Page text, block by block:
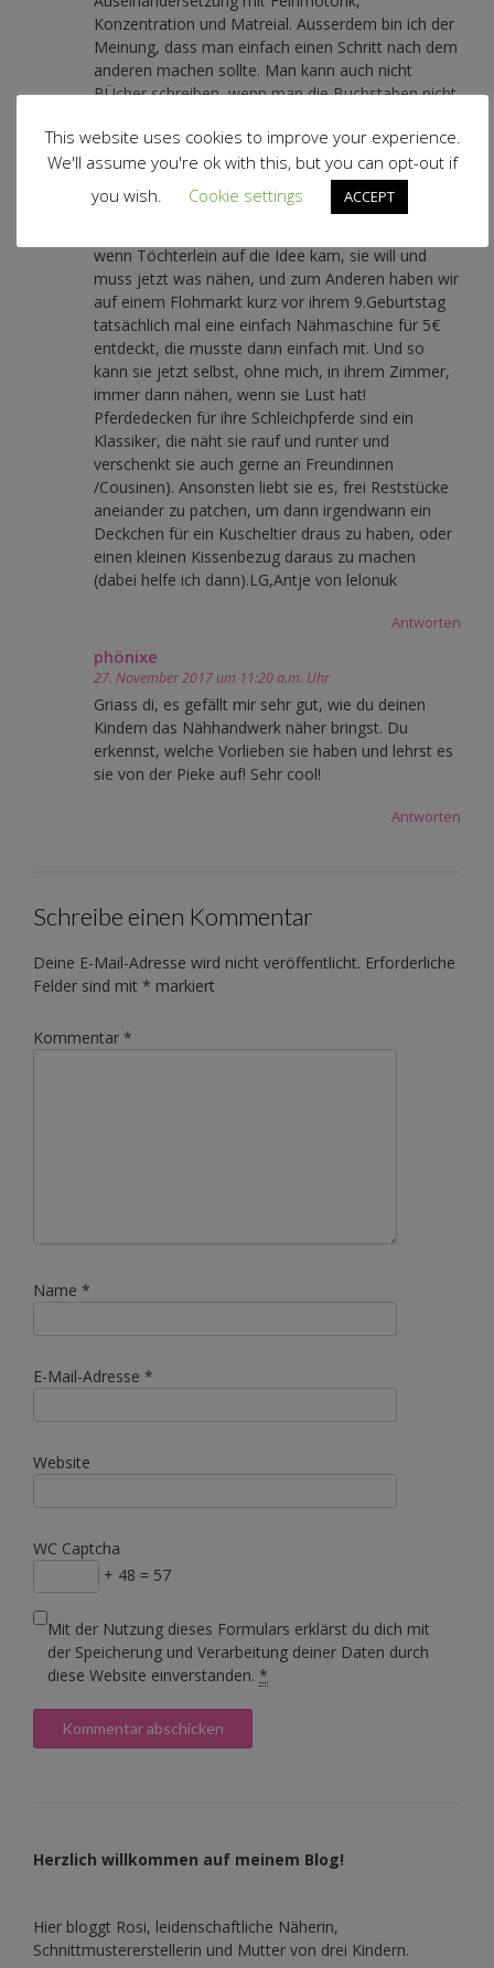
Konzentration und Matreial. Ausserdem bin ich der
Meinung, dass man einfach einen Schritt nach dem
anderen machen sollte. Man kann auch nicht
BÜcher schreiben, wenn man die Buchstaben nicht
näht immer wieder (phasenweise) hingebungsvoll
an der Nähmaschine. Erst durfte sie an meiner
nähen, da ich es blöd fand, ein billiges Kinderteil zu
kaufen, das dann kaum was kann. Aber: Zum Einen
wenn Töchterlein auf die Idee kam, sie will und
muss jetzt was nähen, und zum Anderen haben wir
auf einem Flohmarkt kurz vor ihrem 9.Geburtstag
tatsächlich mal eine einfach Nähmaschine für 5€
entdeckt, die musste dann einfach mit. Und so
kann sie jetzt selbst, ohne mich, in ihrem Zimmer,
immer dann nähen, wenn sie Lust hat!
Pferdedecken für ihre Schleichpferde sind ein
Klassiker, die näht sie rauf und runter und
verschenkt sie auch gerne an Freundinnen
/Cousinen). Ansonsten liebt sie es, frei Reststücke
aneiander zu patchen, um dann irgendwann ein
Deckchen für ein Kuscheltier draus zu haben, oder
einen kleinen Kissenbezug daraus zu machen
(dabei helfe ich dann).LG,Antje von lelonuk
Antworten
phönixe
27. November 2017 um 11:20 a.m. Uhr
Griass di, es gefällt mir sehr gut, wie du deinen
Kindern das Nähhandwerk näher bringst. Du
erkennst, welche Vorlieben sie haben und lehrst es
sie von der Pieke auf! Sehr cool!
Antworten
Schreibe einen Kommentar
Deine E-Mail-Adresse wird nicht veröffentlicht. Erforderliche
Felder sind mit * markiert
Kommentar *
Name *
E-Mail-Adresse *
Website
WC Captcha
+ 48 = 57
Mit der Nutzung dieses Formulars erklärst du dich mit
der Speicherung und Verarbeitung deiner Daten durch
diese Website einverstanden. *
Herzlich willkommen auf meinem Blog!
Hier bloggt Rosi, leidenschaftliche Näherin,
Schnittmustererstellerin und Mutter von drei Kindern.
This website uses cookies to improve your experience.
We'll assume you're ok with this, but you can opt-out if
you wish.
Cookie settings ACCEPT